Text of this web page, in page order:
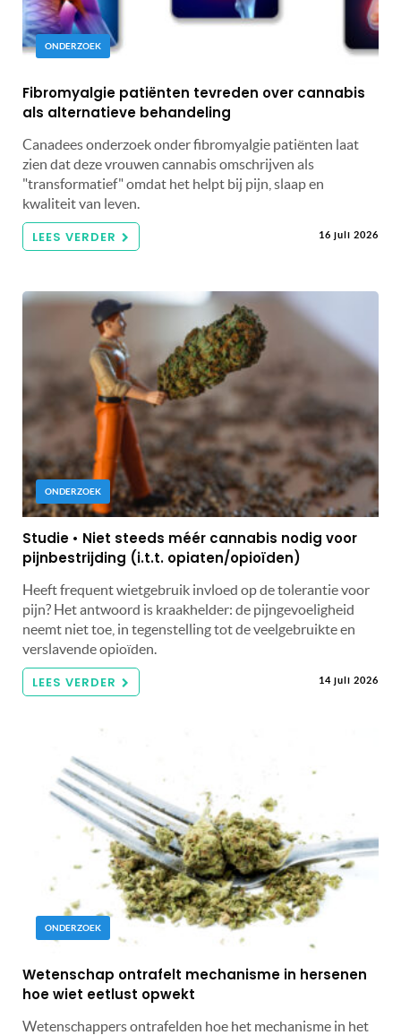
ONDERZOEK
Fibromyalgie patiënten tevreden over cannabis
als alternatieve behandeling
Canadees onderzoek onder fibromyalgie patiënten laat
zien dat deze vrouwen cannabis omschrijven als
"transformatief" omdat het helpt bij pijn, slaap en
kwaliteit van leven.
LEES VERDER 16 juli 2026
ONDERZOEK
Studie • Niet steeds méér cannabis nodig voor
pijnbestrijding (i.t.t. opiaten/opioïden)
Heeft frequent wietgebruik invloed op de tolerantie voor
pijn? Het antwoord is kraakhelder: de pijngevoeligheid
neemt niet toe, in tegenstelling tot de veelgebruikte en
verslavende opioïden.
LEES VERDER 14 juli 2026
ONDERZOEK
Wetenschap ontrafelt mechanisme in hersenen
hoe wiet eetlust opwekt
Wetenschappers ontrafelden hoe het mechanisme in het